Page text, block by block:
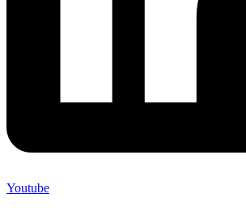
Youtube